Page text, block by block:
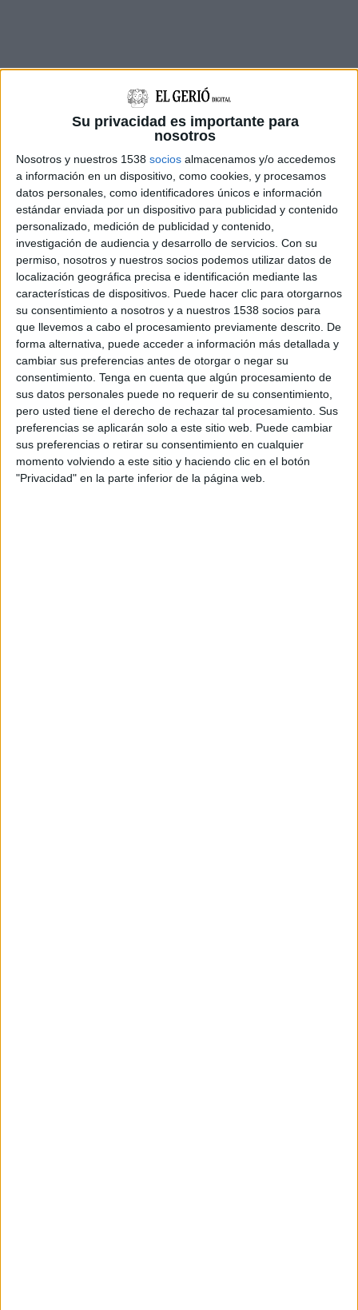
Su privacidad es importante para
nosotros
Nosotros y nuestros 1538 socios almacenamos y/o accedemos
a información en un dispositivo, como cookies, y procesamos
datos personales, como identificadores únicos e información
estándar enviada por un dispositivo para publicidad y contenido
personalizado, medición de publicidad y contenido,
investigación de audiencia y desarrollo de servicios. Con su
permiso, nosotros y nuestros socios podemos utilizar datos de
localización geográfica precisa e identificación mediante las
características de dispositivos. Puede hacer clic para otorgarnos
su consentimiento a nosotros y a nuestros 1538 socios para
que llevemos a cabo el procesamiento previamente descrito. De
forma alternativa, puede acceder a información más detallada y
cambiar sus preferencias antes de otorgar o negar su
consentimiento. Tenga en cuenta que algún procesamiento de
sus datos personales puede no requerir de su consentimiento,
pero usted tiene el derecho de rechazar tal procesamiento. Sus
preferencias se aplicarán solo a este sitio web. Puede cambiar
sus preferencias o retirar su consentimiento en cualquier
momento volviendo a este sitio y haciendo clic en el botón
"Privacidad" en la parte inferior de la página web.
Mossos d'Esquadrahan traslladat
Magentí Gamellal carrer Nou (el domicili del
seu oncle) i, mentre entrava a l'immoble, ha
cridat "no he fet res, m'estan volent posar un
mort que jo no he fet, no he fet res".
Els investigadors afirmen que no tenen cap
dubte que Magentí Gamell és qui va matar la
parella delMaresmedesapareguda al pantà de
Susqueda a finals d'agost. No seria el primer
cop que comet un assassinat. L'any 2000
Audiència de Gironael va condemnar a 15
anys de presó per matar la dona a trets l'any
1997.
ImprimirEnvia
a
PDF